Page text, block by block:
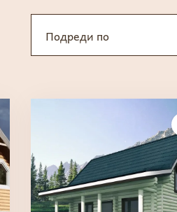
Подреди по